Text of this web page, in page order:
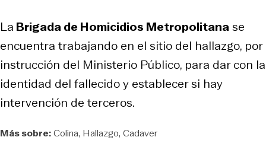
La Brigada de Homicidios Metropolitanase
encuentra trabajando en el sitio del hallazgo, por
instrucción del Ministerio Público, para dar con la
identidad del fallecido y establecer si hay
intervención de terceros.
Más sobre:Colina Hallazgo Cadaver